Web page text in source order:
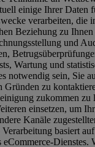
einige Ihrer Daten
verarbeiten, die
Beziehung zu Ihnen
und
Wartung und
notwendig sein, Sie
Gründen zu
zukommen zu
einsetzen, um
Kanäle
basiert
eCommerce-Dienstes.